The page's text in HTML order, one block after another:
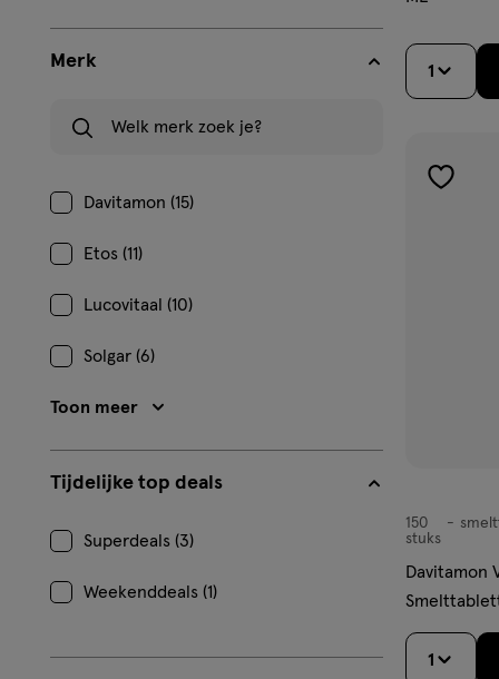
Merk
Davitamon (15)
Etos (11)
Lucovitaal (10)
Solgar (6)
Toon meer
Tijdelijke top deals
Superdeals (3)
Weekenddeals (1)
1
smelttablet
150
stuks
Davitamon
1